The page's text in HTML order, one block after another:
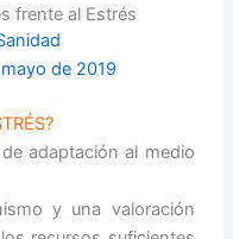
frente al Estrés
de 2019
adaptación al medio
y una valoración